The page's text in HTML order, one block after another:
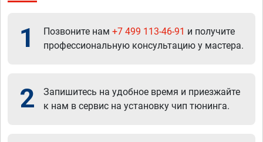
1 Позвоните нам +7 499 113-46-91 и получите
профессиональную консультацию у мастера.
2
Запишитесь на удобное время и приезжайте
к нам в сервис на установку чип тюнинга.